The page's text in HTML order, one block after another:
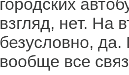
городских
взгляд, нет. На
безусловно,
вообще все